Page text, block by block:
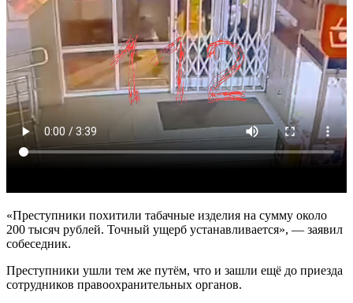
«Преступники похитили табачные изделия на сумму около
200 тысяч рублей. Точный ущерб устанавливается», — заявил
собеседник.
Преступники ушли тем же путём, что и зашли ещё до приезда
сотрудников правоохранительных органов.